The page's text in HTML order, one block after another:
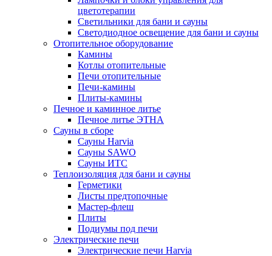
цветотерапии
Светильники для бани и сауны
Светодиодное освещение для бани и сауны
Отопительное оборудование
Камины
Котлы отопительные
Печи отопительные
Печи-камины
Плиты-камины
Печное и каминное литье
Печное литье ЭТНА
Сауны в сборе
Cауны Harvia
Сауны SAWO
Сауны ИТС
Теплоизоляция для бани и сауны
Герметики
Листы предтопочные
Мастер-флеш
Плиты
Подиумы под печи
Электрические печи
Электрические печи Harvia